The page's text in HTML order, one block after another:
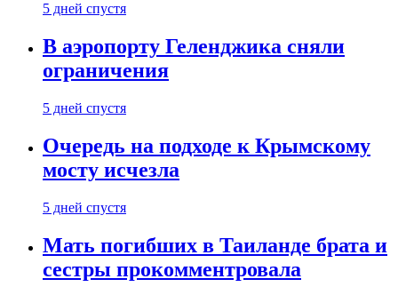
5 дней спустя
В аэропорту Геленджика сняли
ограничения
5 дней спустя
Очередь на подходе к Крымскому
мосту исчезла
5 дней спустя
Мать погибших в Таиланде брата и
сестры прокомментровала